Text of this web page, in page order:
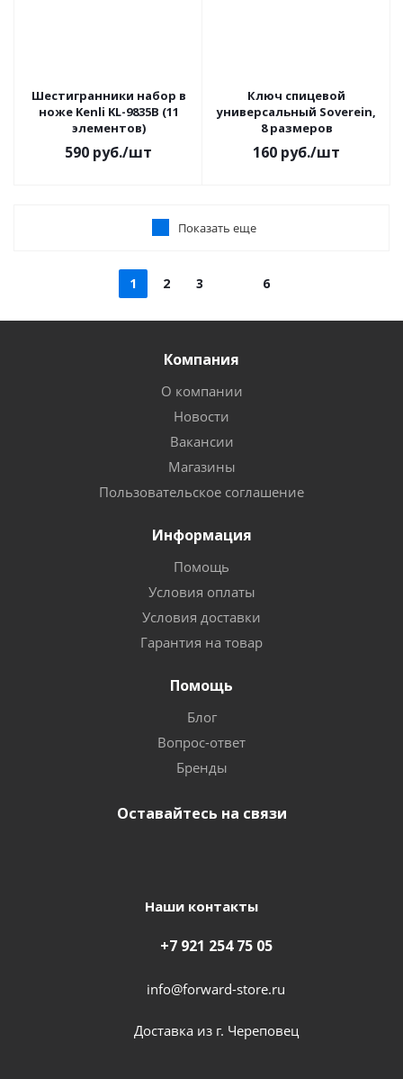
Шестигранники набор в
ноже Kenli KL-9835B (11
элементов)
590 руб./шт
Ключ спицевой
универсальный Soverein,
8 размеров
160 руб./шт
Показать еще
1 2 3 6
Компания
О компании
Новости
Вакансии
Магазины
Пользовательское соглашение
Информация
Помощь
Условия оплаты
Условия доставки
Гарантия на товар
Помощь
Блог
Вопрос-ответ
Бренды
Оставайтесь на связи
Наши контакты
+7 921 254 75 05
info@forward-store.ru
Доставка из г. Череповец